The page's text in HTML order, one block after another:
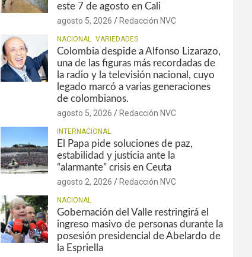
este 7 de agosto en Cali
agosto 5, 2026 Redacción NVC
NACIONAL VARIEDADES
Colombia despide a Alfonso Lizarazo,
una de las figuras más recordadas de
la radio y la televisión nacional, cuyo
legado marcó a varias generaciones
de colombianos.
agosto 5, 2026 Redacción NVC
INTERNACIONAL
El Papa pide soluciones de paz,
estabilidad y justicia ante la
“alarmante” crisis en Ceuta
agosto 2, 2026 Redacción NVC
NACIONAL
Gobernación del Valle restringirá el
ingreso masivo de personas durante la
posesión presidencial de Abelardo de
la Espriella